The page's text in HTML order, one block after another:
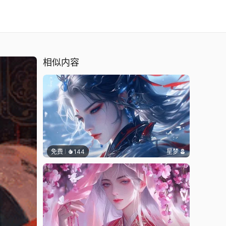
相似内容
免费 144 星梦